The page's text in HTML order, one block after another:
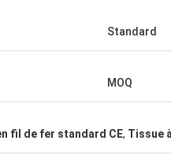
Standard
MOQ
fil de fer standard CE, Tissue